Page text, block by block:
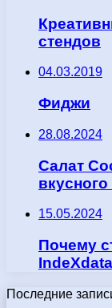
стендов
04.03.2019
Фиджи
28.08.2024
Салат
15.05.2024
Почему
Последние